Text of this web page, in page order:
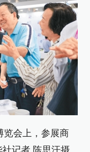
会上，参展商
社记者 陈思汗摄